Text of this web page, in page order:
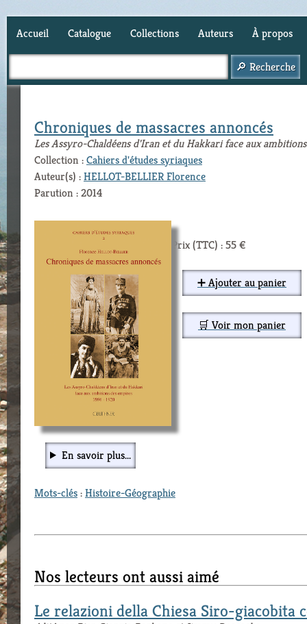
Accueil Catalogue Collections Auteurs À propos
Chroniques de massacres annoncés
Les Assyro-Chaldéens d'Iran et du Hakkari face aux
Collection :Cahiers d'études syriaques
Auteur(s) :HELLOT-BELLIER Florence
Parution : 2014
Prix (TTC) : 55 €
➕ Ajouter au panier
🛒 Voir mon panier
En savoir plus...
Mots-clés:Histoire-Géographie
Nos lecteurs ont aussi aimé
Le relazioni della Chiesa Siro-giacobita